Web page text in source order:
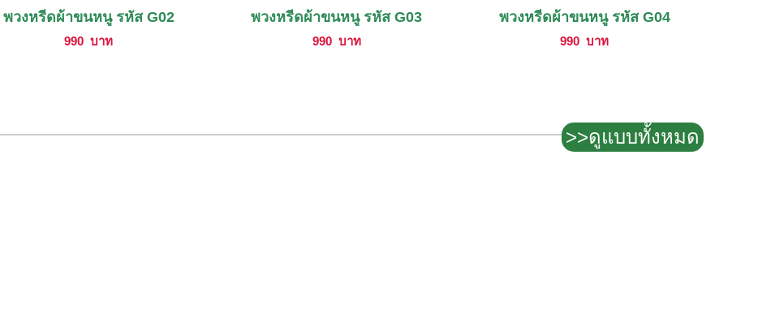
พวงหรีดผ้าขนหนู รหัส G02
990 บาท
พวงหรีดผ้าขนหนู รหัส G03
990 บาท
พวงหรีดผ้าขนหนู รหัส G04
990 บาท
>>ดูแบบทั้งหมด